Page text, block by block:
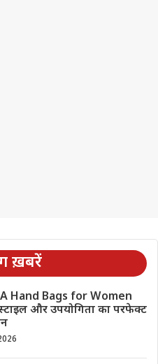
ख़बरें
Hand Bags for Women
और उपयोगिता का परफेक्ट